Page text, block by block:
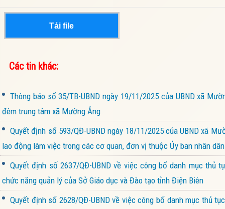
Tải file
Các tin khác:
Thông báo số 35/TB-UBND ngày 19/11/2025 của UBND xã
đêm trung tâm xã Mường Ảng
Quyết định số 593/QĐ-UBND ngày 18/11/2025 của UBND xã
lao động làm việc trong các cơ quan, đơn vị thuộc Ủy ban nhân
Quyết định số 2637/QĐ-UBND về việc công bố danh mục thủ
chức năng quản lý của Sở Giáo dục và Đào tạo tỉnh Điện Biên
Quyết định số 2628/QĐ-UBND về việc công bố danh mục thủ